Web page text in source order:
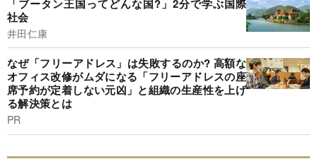
「ブータン王国ってどんな国?」2分で学ぶ国際
社会
井田仁康
なぜ「フリーアドレス」は失敗するのか? 高額な
オフィス改修がムダになる「フリーアドレスの座
席予約が定着しない元凶」と組織の生産性を上げ
る解決策とは
PR